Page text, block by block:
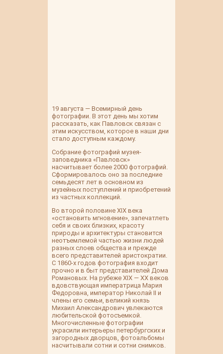
19 августа — Всемирный день
фотографии. В этот день мы хотим
рассказать, как Павловск связан с
этим искусством, которое в наши дни
стало доступным каждому.
Собрание фотографий музея-
заповедника «Павловск»
насчитывает более 2000 фотографий.
Сформировалось оно за последние
семьдесят лет в основном из
музейных поступлений и приобретений
из частных коллекций.
Во второй половине XIX века
«остановить мгновение», запечатлеть
себя и своих близких, красоту
природы и архитектуры становится
неотъемлемой частью жизни людей
разных слоев общества и прежде
всего представителей аристократии.
С 1860-х годов фотография входит
прочно и в быт представителей Дома
Романовых. На рубеже XIX — ХХ веков
вдовствующая императрица Мария
Федоровна, император Николай II и
члены его семьи, великий князь
Михаил Александрович увлекаются
любительской фотосъемкой.
Многочисленные фотографии
украсили интерьеры петербургских и
загородных дворцов, фотоальбомы
насчитывали сотни и сотни снимков.